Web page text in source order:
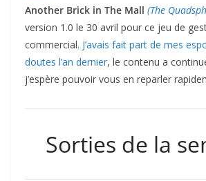
Another Brick in The Mall (The
version 1.0 le 30 avril pour ce jeu de
commercial. J’avais fait part de mes
doutes l’an dernier, le contenu a
j’espère pouvoir vous en reparler
Sorties de la